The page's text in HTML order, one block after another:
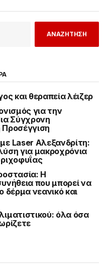
ΑΝΑΖΗΤΗΣΗ
και θεραπεία λέιζερ
για την
Σύγχρονη
Laser Αλεξανδρίτη:
για μακροχρόνια
Η
που μπορεί να
δέρμα νεανικό και
όλα όσα